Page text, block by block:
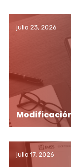
julio 23, 2026
julio 17, 2026